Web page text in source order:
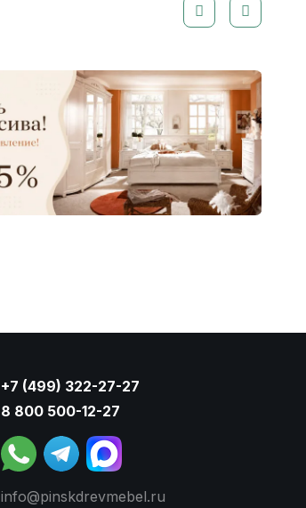
+7 (499) 322-27-27
8 800 500-12-27
info@pinskdrevmebel.ru